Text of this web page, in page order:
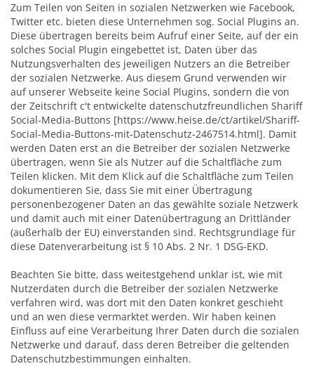
Zum Teilen von Seiten in sozialen Netzwerken wie Facebook,
Twitter etc. bieten diese Unternehmen sog. Social Plugins an.
Diese übertragen bereits beim Aufruf einer Seite, auf der ein
solches Social Plugin eingebettet ist, Daten über das
Nutzungsverhalten des jeweiligen Nutzers an die Betreiber
der sozialen Netzwerke. Aus diesem Grund verwenden wir
auf unserer Webseite keine Social Plugins, sondern die von
der Zeitschrift c't entwickelte datenschutzfreundlichen Shariff
Social-Media-Buttons [https://www.heise.de/ct/artikel/Shariff-
Social-Media-Buttons-mit-Datenschutz-2467514.html]. Damit
werden Daten erst an die Betreiber der sozialen Netzwerke
übertragen, wenn Sie als Nutzer auf die Schaltfläche zum
Teilen klicken. Mit dem Klick auf die Schaltfläche zum Teilen
dokumentieren Sie, dass Sie mit einer Übertragung
personenbezogener Daten an das gewählte soziale Netzwerk
und damit auch mit einer Datenübertragung an Drittländer
(außerhalb der EU) einverstanden sind. Rechtsgrundlage für
diese Datenverarbeitung ist § 10 Abs. 2 Nr. 1 DSG-EKD.
Beachten Sie bitte, dass weitestgehend unklar ist, wie mit
Nutzerdaten durch die Betreiber der sozialen Netzwerke
verfahren wird, was dort mit den Daten konkret geschieht
und an wen diese vermarktet werden. Wir haben keinen
Einfluss auf eine Verarbeitung Ihrer Daten durch die sozialen
Netzwerke und darauf, dass deren Betreiber die geltenden
Datenschutzbestimmungen einhalten.